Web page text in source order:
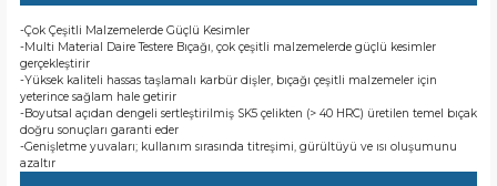
-Çok Çeşitli Malzemelerde Güçlü Kesimler
-Multi Material Daire Testere Bıçağı, çok çeşitli malzemelerde güçlü kesimler
gerçekleştirir
-Yüksek kaliteli hassas taşlamalı karbür dişler, bıçağı çeşitli malzemeler için
yeterince sağlam hale getirir
-Boyutsal açıdan dengeli sertleştirilmiş SK5 çelikten (> 40 HRC) üretilen temel bıçak
doğru sonuçları garanti eder
-Genişletme yuvaları; kullanım sırasında titreşimi, gürültüyü ve ısı oluşumunu
azaltır